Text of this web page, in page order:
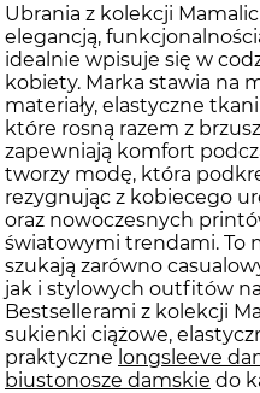
Ubrania z kolekcji
elegancją,
idealnie wpisuje się w
kobiety. Marka stawia na
materiały, elastyczne
które rosną razem z
zapewniają komfort
tworzy modę, która
rezygnując z kobiecego
oraz nowoczesnych
światowymi trendami. To
szukają zarówno
jak i stylowych outfitów
Bestsellerami z kolekcji
sukienki ciążowe,
praktyczne longsleeve
biustonosze damskie do